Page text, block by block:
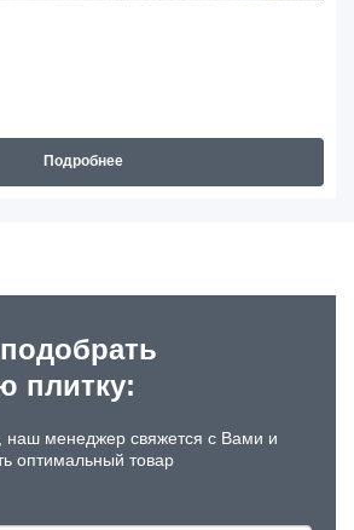
Подробнее
плитку:
наш менеджер свяжется с Вами и
оптимальный товар